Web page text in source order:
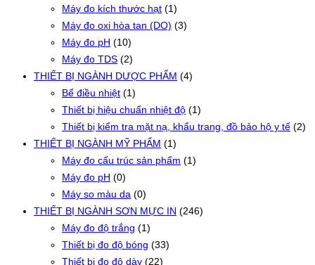
Máy đo kích thước hạt (1)
Máy đo oxi hòa tan (DO) (3)
Máy đo pH (10)
Máy đo TDS (2)
THIẾT BỊ NGÀNH DƯỢC PHẨM (4)
Bể điều nhiệt (1)
Thiết bị hiệu chuẩn nhiệt độ (1)
Thiết bị kiểm tra mặt nạ, khẩu trang, đồ bảo hộ y tế (2)
THIẾT BỊ NGÀNH MỸ PHẨM (1)
Máy đo cấu trúc sản phẩm (1)
Máy đo pH (0)
Máy so màu da (0)
THIẾT BỊ NGÀNH SƠN MỰC IN (246)
Máy đo độ trắng (1)
Thiết bị đo độ bóng (33)
Thiết bị đo độ dày (22)